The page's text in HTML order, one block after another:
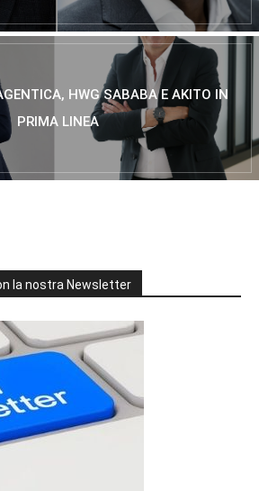
HWG SABABA E AKITO IN
PRIMA LINEA
la nostra Newsletter